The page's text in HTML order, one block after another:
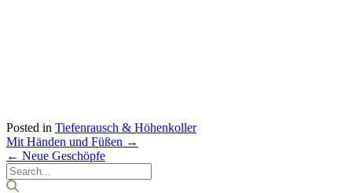
Posted in Tiefenrausch & Höhenkoller
Post
navigation
Mit Händen und Füßen →
← Neue Geschöpfe